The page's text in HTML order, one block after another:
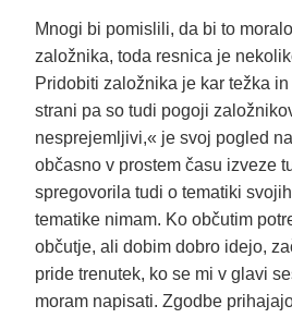
Mnogi bi pomislili, da bi to
založnika, toda resnica je
Pridobiti založnika je kar težka
strani pa so tudi pogoji
nesprejemljivi,« je svoj pogled
občasno v prostem času izveze
spregovorila tudi o tematiki
tematike nimam. Ko občutim
občutje, ali dobim dobro idejo,
pride trenutek, ko se mi v glavi
moram napisati. Zgodbe